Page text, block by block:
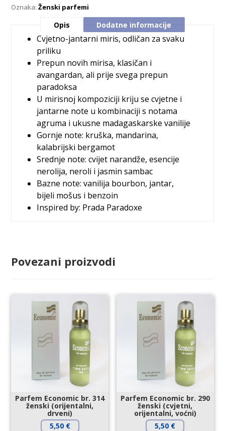
Oznaka:Ženski parfemi
Opis Dodatne informacije
Cvjetno-jantarni miris, odličan za svaku
priliku
Prepun novih mirisa, klasičan i
avangardan, ali prije svega prepun
paradoksa
U mirisnoj kompoziciji kriju se cvjetne i
jantarne note u kombinaciji s notama
agruma i ukusne madagaskarske vanilije
Gornje note: kruška, mandarina,
kalabrijski bergamot
Srednje note: cvijet narandže, esencije
nerolija, neroli i jasmin sambac
Bazne note: vanilija bourbon, jantar,
bijeli mošus i benzoin
Inspired by: Prada Paradoxe
Povezani proizvodi
Parfem Economic br. 314
ženski (orijentalni,
drveni)
5,50 €
Parfem Economic br. 290
ženski (cvjetni,
orijentalni, voćni)
5,50 €